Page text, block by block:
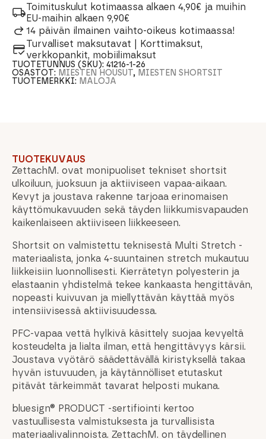
määräToimituskulut kotimaassa alkaen 4,90€ ja muihin
EU-maihin alkaen 9,90€
14 päivän ilmainen vaihto-oikeus kotimaassa!
Turvalliset maksutavat | Korttimaksut,
verkkopankit, mobiilimaksut
TUOTETUNNUS (SKU):41216-1-26
OSASTOT: MIESTEN HOUSUT, MIESTEN SHORTSIT
TUOTEMERKKI: MALOJA
TUOTEKUVAUS
ZettachM. ovat monipuoliset tekniset shortsit
ulkoiluun, juoksuun ja aktiiviseen vapaa-aikaan.
Kevyt ja joustava rakenne tarjoaa erinomaisen
käyttömukavuuden sekä täyden liikkumisvapauden
kaikenlaiseen aktiiviseen liikkeeseen.
Shortsit on valmistettu teknisestä Multi Stretch -
materiaalista, jonka 4-suuntainen stretch mukautuu
liikkeisiin luonnollisesti. Kierrätetyn polyesterin ja
elastaanin yhdistelmä tekee kankaasta hengittävän,
nopeasti kuivuvan ja miellyttävän käyttää myös
intensiivisessä aktiivisuudessa.
PFC-vapaa vettä hylkivä käsittely suojaa kevyeltä
kosteudelta ja lialta ilman, että hengittävyys kärsii.
Joustava vyötärö säädettävällä kiristyksellä takaa
hyvän istuvuuden, ja käytännölliset etutaskut
pitävät tärkeimmät tavarat helposti mukana.
bluesign® PRODUCT -sertifiointi kertoo
vastuullisesta valmistuksesta ja turvallisista
materiaalivalinnoista. ZettachM. on täydellinen